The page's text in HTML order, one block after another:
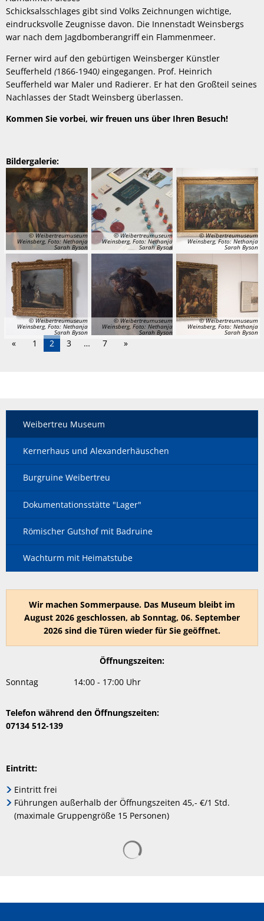
Schicksalsschlages gibt sind Volks Zeichnungen wichtige,
eindrucksvolle Zeugnisse davon. Die Innenstadt Weinsbergs
war nach dem Jagdbomberangriff ein Flammenmeer.
Ferner wird auf den gebürtigen Weinsberger Künstler
Seufferheld (1866-1940) eingegangen. Prof. Heinrich
Seufferheld war Maler und Radierer. Er hat den Großteil seines
Nachlasses der Stadt Weinsberg überlassen.
Kommen Sie vorbei, wir freuen uns über Ihren Besuch!
Bildergalerie:
© Weibertreumuseum
Weinsberg, Foto: Nethanja
Sarah Byson
© Weibertreumuseum
Weinsberg, Foto: Nethanja
Sarah Byson
© Weibertreumuseum
Weinsberg, Foto: Nethanja
Sarah Byson
© Weibertreumuseum
Weinsberg, Foto: Nethanja
Sarah Byson
© Weibertreumuseum
Weinsberg, Foto: Nethanja
Sarah Byson
© Weibertreumuseum
Weinsberg, Foto: Nethanja
Sarah Byson
1 2 3 … 7
Weibertreu Museum
Kernerhaus und Alexanderhäuschen
Burgruine Weibertreu
Dokumentationsstätte "Lager"
Römischer Gutshof mit Badruine
Wachturm mit Heimatstube
Wir machen Sommerpause. Das Museum bleibt im
August 2026 geschlossen, ab Sonntag, 06. September
2026 sind die Türen wieder für Sie geöffnet.
Öffnungszeiten:
Sonntag
14:00 - 17:00 Uhr
Telefon während den Öffnungszeiten:
07134 512-139
Eintritt:
Eintritt frei
Führungen außerhalb der Öffnungszeiten 45,- €/1 Std.
(maximale Gruppengröße 15 Personen)